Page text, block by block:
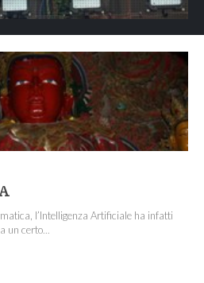
l’Intelligenza Artificiale ha infatti
certo...